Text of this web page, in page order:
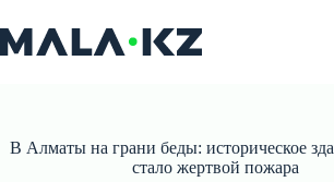
к
сути
В Алматы на грани беды: историческое
стало жертвой пожара